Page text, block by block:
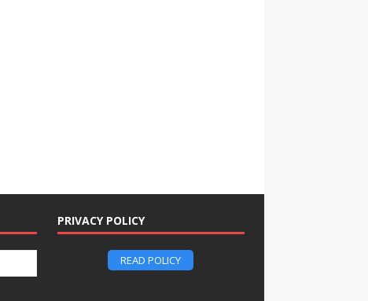
PRIVACY POLICY
READ POLICY